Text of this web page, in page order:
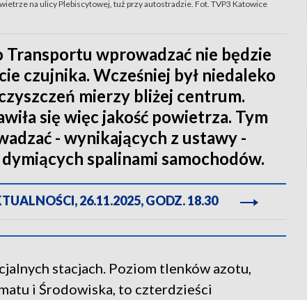
na ulicy Plebiscytowej, tuż przy autostradzie. Fot. TVP3 Katowice
wprowadzać nie będzie
czujnika. Wcześniej był niedaleko
mierzy bliżej centrum.
się więc jakość powietrza. Tym
- wynikających z ustawy -
spalinami samochodów.
26.11.2025, GODZ. 18.30
stacjach. Poziom tlenków azotu,
i Środowiska, to czterdzieści